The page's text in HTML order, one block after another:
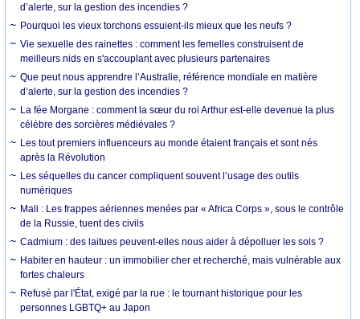
d’alerte, sur la gestion des incendies ?
Pourquoi les vieux torchons essuient-ils mieux que les neufs ?
Vie sexuelle des rainettes : comment les femelles construisent de
meilleurs nids en s'accouplant avec plusieurs partenaires
Que peut nous apprendre l’Australie, référence mondiale en matière
d’alerte, sur la gestion des incendies ?
La fée Morgane : comment la sœur du roi Arthur est-elle devenue la plus
célèbre des sorcières médiévales ?
Les tout premiers influenceurs au monde étaient français et sont nés
après la Révolution
Les séquelles du cancer compliquent souvent l’usage des outils
numériques
Mali : Les frappes aériennes menées par « Africa Corps », sous le contrôle
de la Russie, tuent des civils
Cadmium : des laitues peuvent-elles nous aider à dépolluer les sols ?
Habiter en hauteur : un immobilier cher et recherché, mais vulnérable aux
fortes chaleurs
Refusé par l'État, exigé par la rue : le tournant historique pour les
personnes LGBTQ+ au Japon